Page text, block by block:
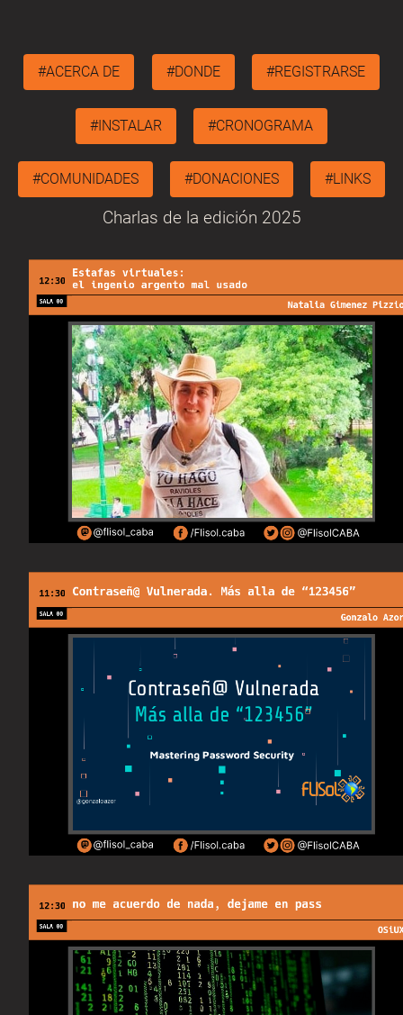
#ACERCA DE #DONDE #REGISTRARSE
#INSTALAR #CRONOGRAMA
#COMUNIDADES #DONACIONES #LINKS
Charlas de la edición 2025